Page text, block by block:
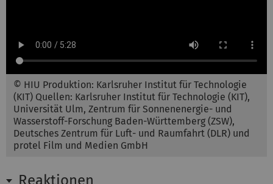
© HIU Produktion: Karlsruher Institut für Technologie
(KIT) Quellen: Karlsruher Institut für Technologie (KIT),
Universität Ulm, Zentrum für Sonnenenergie- und
Wasserstoff-Forschung Baden-Württemberg (ZSW),
Deutsches Zentrum für Luft- und Raumfahrt (DLR) und
protel Film und Medien GmbH
Reaktionen